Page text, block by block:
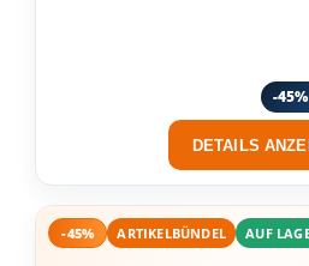
-45%
DETAILS
-45% ARTIKELBÜNDEL AUF